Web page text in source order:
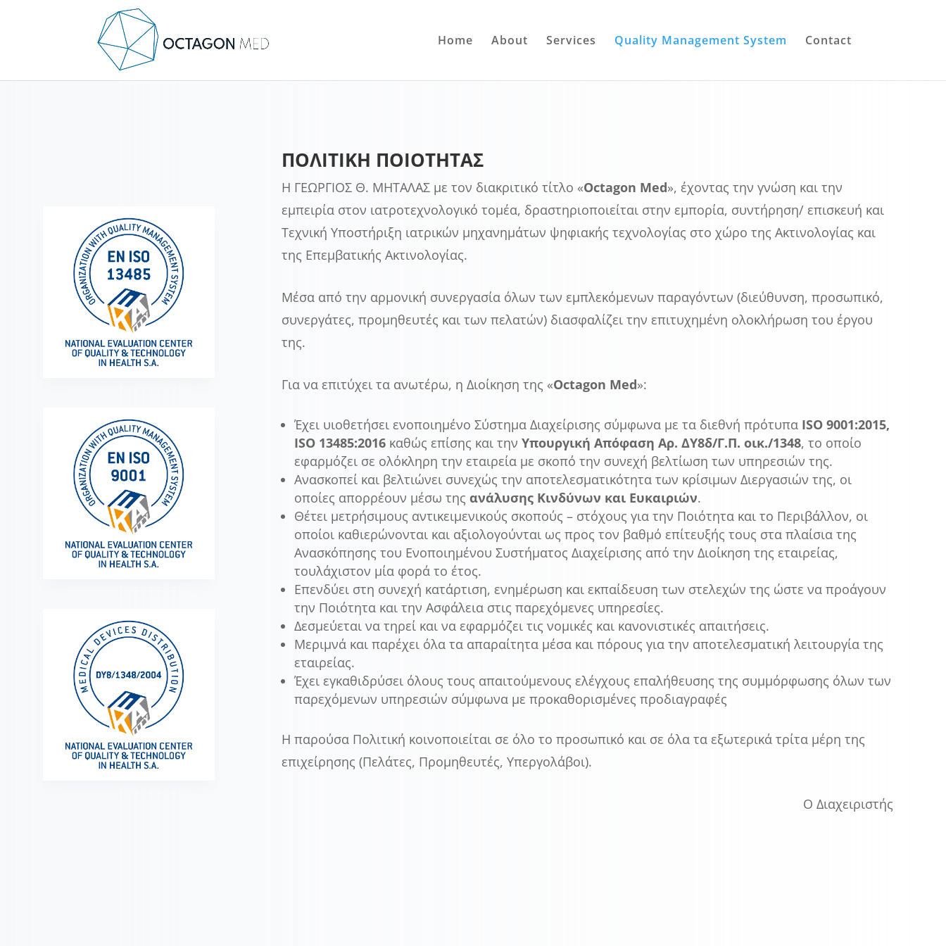
Home About Services Quality Management System Contact
ΠΟΛΙΤΙΚΗ ΠΟΙΟΤΗΤΑΣ
H ΓΕΩΡΓΙΟΣ Θ. ΜΗΤΑΛΑΣ με τον διακριτικό τίτλο «Octagon Med», έχοντας την γνώση και την
εμπειρία στον ιατροτεχνολογικό τομέα, δραστηριοποιείται στην εμπορία, συντήρηση/ επισκευή και
Τεχνική Υποστήριξη ιατρικών μηχανημάτων ψηφιακής τεχνολογίας στο χώρο της Ακτινολογίας και
της Επεμβατικής Ακτινολογίας.
Μέσα από την αρμονική συνεργασία όλων των εμπλεκόμενων παραγόντων (διεύθυνση, προσωπικό,
συνεργάτες, προμηθευτές και των πελατών) διασφαλίζει την επιτυχημένη ολοκλήρωση του έργου
της.
Για να επιτύχει τα ανωτέρω, η Διοίκηση της «Octagon Med»:
Έχει υιοθετήσει ενοποιημένο Σύστημα Διαχείρισης σύμφωνα με τα διεθνή πρότυπα ISO 9001:2015,
ISO 13485:2016 καθώς επίσης και τηνΥπουργική Απόφαση Αρ. ΔΥ8δ/Γ.Π. οικ./1348, το οποίο
εφαρμόζει σε ολόκληρη την εταιρεία με σκοπό την συνεχή βελτίωση των υπηρεσιών της.
Ανασκοπεί και βελτιώνει συνεχώς την αποτελεσματικότητα των κρίσιμων Διεργασιών της, οι
οποίες απορρέουν μέσω τηςανάλυσης Κινδύνων και Ευκαιριών.
Θέτει μετρήσιμους αντικειμενικούς σκοπούς – στόχους για την Ποιότητα και το Περιβάλλον, οι
οποίοι καθιερώνονται και αξιολογούνται ως προς τον βαθμό επίτευξής τους στα πλαίσια της
Ανασκόπησης του Ενοποιημένου Συστήματος Διαχείρισης από την Διοίκηση της εταιρείας,
τουλάχιστον μία φορά το έτος.
Επενδύει στη συνεχή κατάρτιση, ενημέρωση και εκπαίδευση των στελεχών της ώστε να προάγουν
την Ποιότητα και την Ασφάλεια στις παρεχόμενες υπηρεσίες.
Δεσμεύεται να τηρεί και να εφαρμόζει τις νομικές και κανονιστικές απαιτήσεις.
Μεριμνά και παρέχει όλα τα απαραίτητα μέσα και πόρους για την αποτελεσματική λειτουργία της
εταιρείας.
Έχει εγκαθιδρύσει όλους τους απαιτούμενους ελέγχους επαλήθευσης της συμμόρφωσης όλων των
παρεχόμενων υπηρεσιών σύμφωνα με προκαθορισμένες προδιαγραφές
Η παρούσα Πολιτική κοινοποιείται σε όλο το προσωπικό και σε όλα τα εξωτερικά τρίτα μέρη της
επιχείρησης (Πελάτες, Προμηθευτές, Υπεργολάβοι).
Ο Διαχειριστής